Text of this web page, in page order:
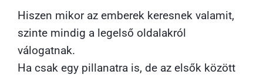
Hiszen mikor az emberek keresnek valamit,
szinte mindig a legelső oldalakról
válogatnak.
Ha csak egy pillanatra is, de az elsők között